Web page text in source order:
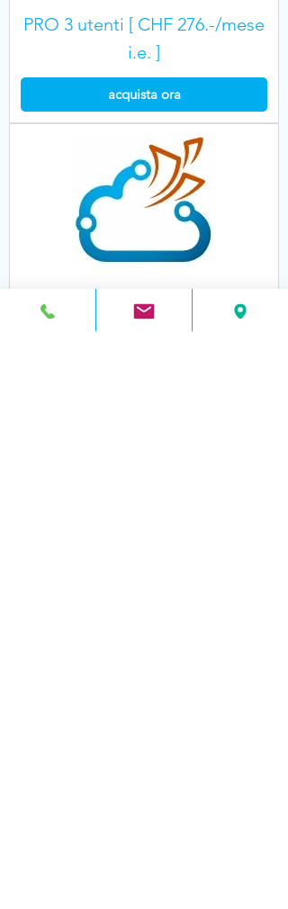
PRO 3 utenti [ CHF 276.-/mese
i.e. ]
acquista ora
PRO + OFFICE 3 utenti [ CHF
351.-/mese i.e. ]